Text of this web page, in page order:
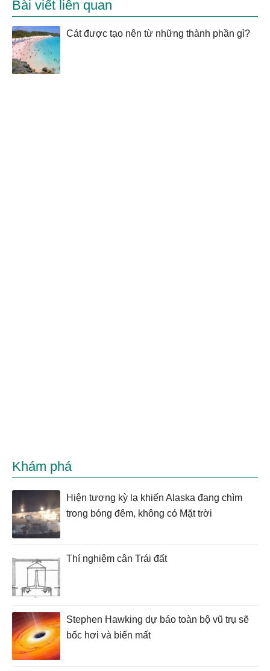
Bài viết liên quan
Cát được tạo nên từ những thành phần gì?
Khám phá
Hiện tượng kỳ lạ khiến Alaska đang chìm
trong bóng đêm, không có Mặt trời
Thí nghiệm cân Trái đất
Stephen Hawking dự báo toàn bộ vũ trụ sẽ
bốc hơi và biến mất